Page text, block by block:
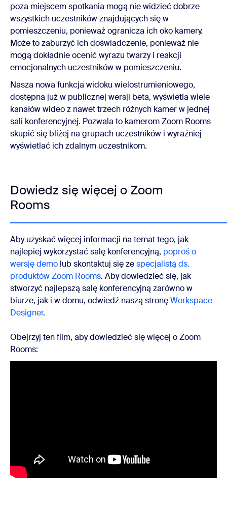
poza miejscem spotkania mogą nie widzieć dobrze
wszystkich uczestników znajdujących się w
pomieszczeniu, ponieważ ogranicza ich oko kamery.
Może to zaburzyć ich doświadczenie, ponieważ nie
mogą dokładnie ocenić wyrazu twarzy i reakcji
emocjonalnych uczestników w pomieszczeniu.
Nasza nowa funkcja widoku wielostrumieniowego,
dostępna już w publicznej wersji beta, wyświetla wiele
kanałów wideo z nawet trzech różnych kamer w jednej
sali konferencyjnej. Pozwala to kamerom Zoom Rooms
skupić się bliżej na grupach uczestników i wyraźniej
wyświetlać ich zdalnym uczestnikom.
Dowiedz się więcej o Zoom
Rooms
Aby uzyskać więcej informacji na temat tego, jak
najlepiej wykorzystać salę konferencyjną, poproś o
wersję demo lub skontaktuj się zespecjalistą ds.
produktów Zoom Rooms. Aby dowiedzieć się, jak
stworzyć najlepszą salę konferencyjną zarówno w
biurze, jak i w domu, odwiedź naszą stronęWorkspace
Designer.
Obejrzyj ten film, aby dowiedzieć się więcej o Zoom
Rooms: